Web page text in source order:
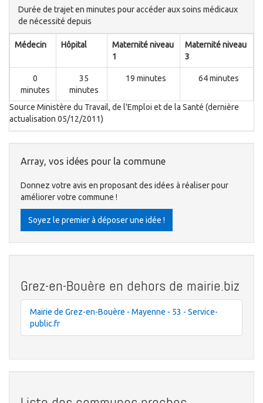
Durée de trajet en minutes pour accéder aux soins médicaux
de nécessité depuis
Médecin Hôpital
Maternité niveau
1
Maternité niveau
3
0
minutes
35
minutes
19 minutes 64 minutes
Source Ministère du Travail, de l'Emploi et de la Santé (dernière
actualisation 05/12/2011)
Array, vos idées pour la commune
Donnez votre avis en proposant des idées à réaliser pour
améliorer votre commune !
Soyez le premier à déposer une idée !
Grez-en-Bouère en dehors de mairie.biz
Mairie de Grez-en-Bouère - Mayenne - 53 - Service-
public.fr